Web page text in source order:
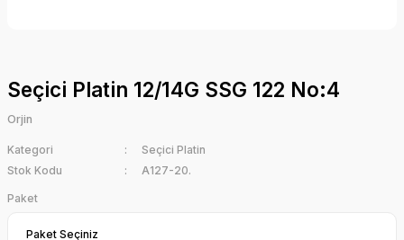
Seçici Platin 12/14G SSG 122 No:4
Orjin
Kategori
Seçici Platin
Stok Kodu
A127-20.
Paket